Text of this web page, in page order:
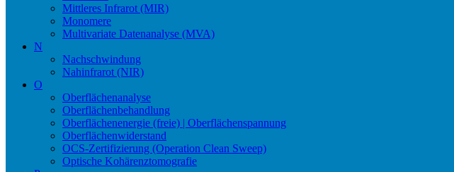
Mittleres Infrarot (MIR)
Monomere
Multivariate Datenanalyse (MVA)
N
Nachschwindung
Nahinfrarot (NIR)
O
Oberflächenanalyse
Oberflächenbehandlung
Oberflächenenergie (freie) | Oberflächenspannung
Oberflächenwiderstand
OCS-Zertifizierung (Operation Clean Sweep)
Optische Kohärenztomografie